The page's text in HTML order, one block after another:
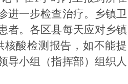
进一步检查治疗。乡镇卫
者。各区县每天应对乡镇
酸检测报告，如不能提
导小组（指挥部）组织人